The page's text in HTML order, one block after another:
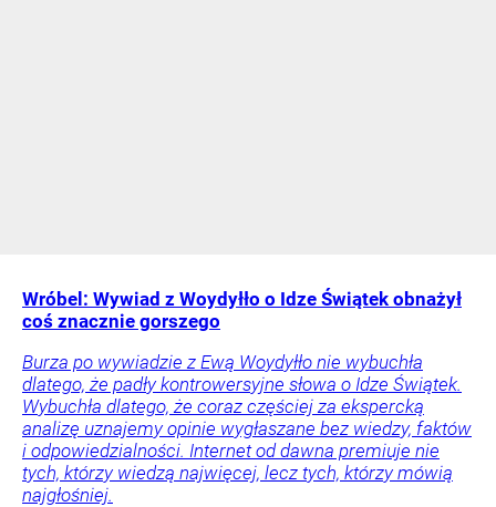
Wróbel: Wywiad z Woydyłło o Idze Świątek obnażył
coś znacznie gorszego
Burza po wywiadzie z Ewą Woydyłło nie wybuchła
dlatego, że padły kontrowersyjne słowa o Idze Świątek.
Wybuchła dlatego, że coraz częściej za ekspercką
analizę uznajemy opinie wygłaszane bez wiedzy, faktów
i odpowiedzialności. Internet od dawna premiuje nie
tych, którzy wiedzą najwięcej, lecz tych, którzy mówią
najgłośniej.